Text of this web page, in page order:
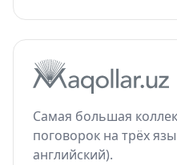
Самая большая
поговорок на трёх
английский).